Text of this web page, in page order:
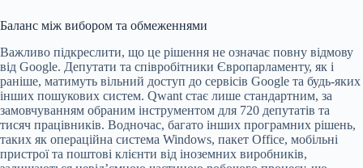
Баланс між вибором та обмеженнями
Важливо підкреслити, що це рішення не означає повну відмову
від Google. Депутати та співробітники Європарламенту, як і
раніше, матимуть вільний доступ до сервісів Google та будь-яких
інших пошукових систем. Qwant стає лише стандартним, за
замовчуванням обраним інструментом для 720 депутатів та
тисяч працівників. Водночас, багато інших програмних рішень,
таких як операційна система Windows, пакет Office, мобільні
пристрої та поштові клієнти від іноземних виробників,